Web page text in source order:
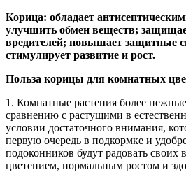
Корица: обладает
улучшить обмен веществ;
вредителей; повышает защитные
стимулирует развитие и рост.
Польза корицы для комнатных
1. Комнатные растения более
сравнению с растущими в
условии достаточного внимания,
первую очередь в подкормке и
подоконников будут радовать своих
цветением, нормальным ростом и